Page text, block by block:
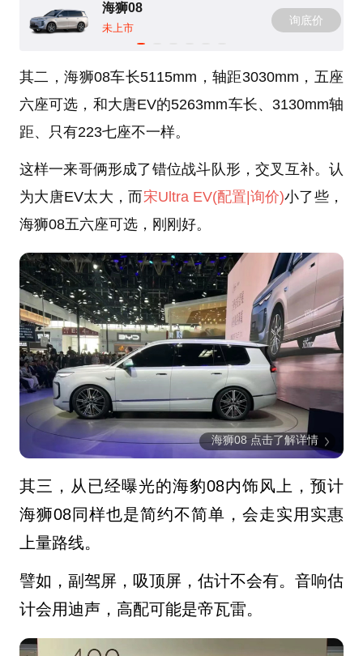
海狮08
未上市
询底价
其二，海狮08车长5115mm，轴距3030mm，五座
六座可选，和大唐EV的5263mm车长、3130mm轴
距、只有223七座不一样。
这样一来哥俩形成了错位战斗队形，交叉互补。认
为大唐EV太大，而宋Ultra EV(配置 |询价)小了些，
海狮08五六座可选，刚刚好。
海狮08 点击了解详情
其三， 从已经曝光的海豹08内饰风上，预计
海狮08同样也是简约不简单，会走实用实惠
上量路线。
譬如，副驾屏，吸顶屏，估计不会有。音响估
计会用迪声，高配可能是帝瓦雷。